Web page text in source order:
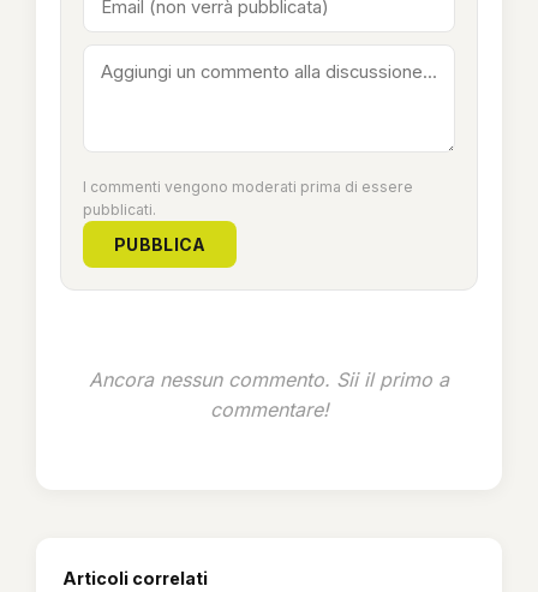
I commenti vengono moderati prima di essere
pubblicati.
PUBBLICA
Ancora nessun commento. Sii il primo a
commentare!
Articoli correlati